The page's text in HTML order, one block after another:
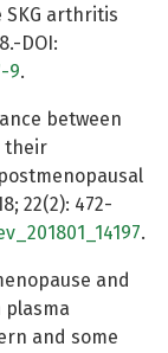
arthritis
DOI:
9.
between
their
22(2): 472-
.
and
and some